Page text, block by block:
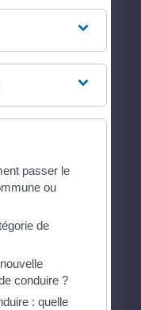
passer le
ou
de
conduire ?
: quelle